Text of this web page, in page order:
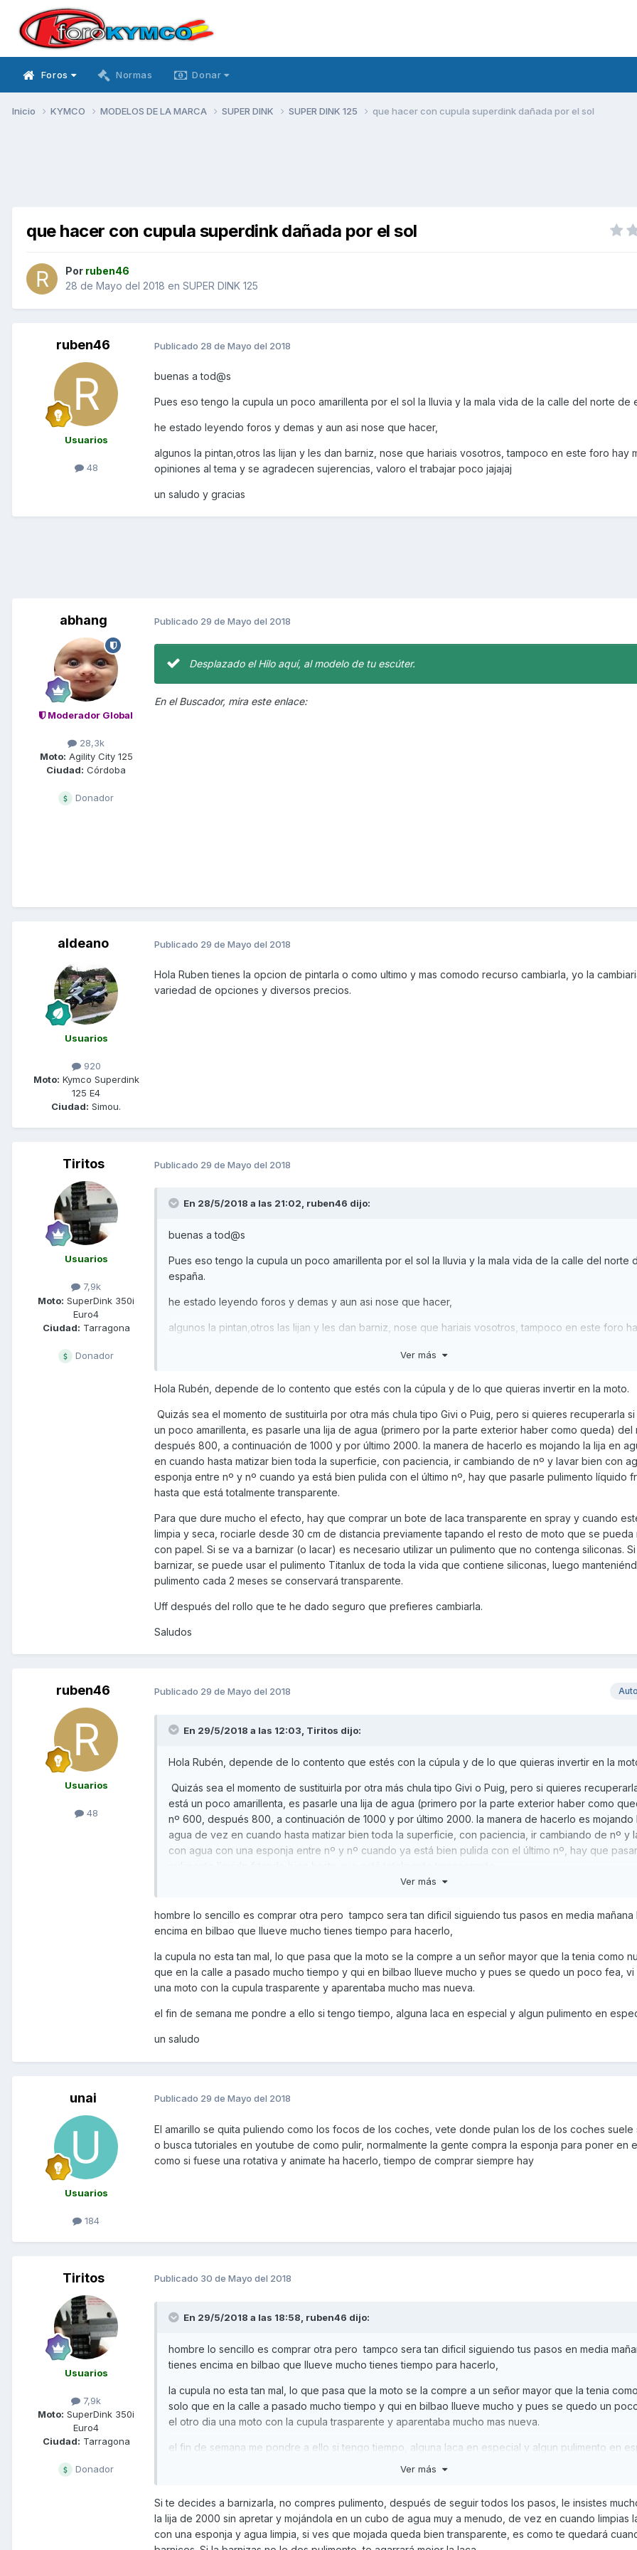
Foros Normas Donar
Inicio KYMCO MODELOS DE LA MARCA SUPER DINK SUPER DINK 125 que hacer con cupula superdink dañada por el sol
que hacer con cupula superdink dañada por el sol
Por ruben46
28 de Mayo del 2018 en SUPER DINK 125
ruben46
Usuarios
48
Publicado 28 de Mayo del 2018
buenas a tod@s
Pues eso tengo la cupula un poco amarillenta por el sol la lluvia y la mala vida de la calle del norte de
he estado leyendo foros y demas y aun asi nose que hacer,
algunos la pintan,otros las lijan y les dan barniz, nose que hariais vosotros, tampoco en este foro hay
opiniones al tema y se agradecen sujerencias, valoro el trabajar poco jajajaj
un saludo y gracias
abhang
Moderador Global
28,3k
Moto: Agility City 125
Ciudad: Córdoba
Donador
Publicado 29 de Mayo del 2018
Desplazado el Hilo aquí, al modelo de tu escúter.
En el Buscador, mira este enlace:
aldeano
Usuarios
920
Moto: Kymco Superdink
125 E4
Ciudad: Simou.
Publicado 29 de Mayo del 2018
Hola Ruben tienes la opcion de pintarla o como ultimo y mas comodo recurso cambiarla, yo la
variedad de opciones y diversos precios.
Tiritos
Usuarios
7,9k
Moto: SuperDink 350i
Euro4
Ciudad: Tarragona
Donador
Publicado 29 de Mayo del 2018
En 28/5/2018 a las 21:02, ruben46 dijo:
buenas a tod@s
Pues eso tengo la cupula un poco amarillenta por el sol la lluvia y la mala vida de la calle del norte
españa.
he estado leyendo foros y demas y aun asi nose que hacer,
algunos la pintan,otros las lijan y les dan barniz, nose que hariais vosotros, tampoco en este foro
Ver más
Hola Rubén, depende de lo contento que estés con la cúpula y de lo que quieras invertir en la moto.
Quizás sea el momento de sustituirla por otra más chula tipo Givi o Puig, pero si quieres recuperarla
un poco amarillenta, es pasarle una lija de agua (primero por la parte exterior haber como queda) del
después 800, a continuación de 1000 y por último 2000. la manera de hacerlo es mojando la lija en
en cuando hasta matizar bien toda la superficie, con paciencia, ir cambiando de nº y lavar bien con
esponja entre nº y nº cuando ya está bien pulida con el último nº, hay que pasarle pulimento líquido
hasta que está totalmente transparente.
Para que dure mucho el efecto, hay que comprar un bote de laca transparente en spray y cuando
limpia y seca, rociarle desde 30 cm de distancia previamente tapando el resto de moto que se pueda
con papel. Si se va a barnizar (o lacar) es necesario utilizar un pulimento que no contenga siliconas.
barnizar, se puede usar el pulimento Titanlux de toda la vida que contiene siliconas, luego
pulimento cada 2 meses se conservará transparente.
Uff después del rollo que te he dado seguro que prefieres cambiarla.
Saludos
ruben46
Usuarios
48
Publicado 29 de Mayo del 2018
En 29/5/2018 a las 12:03, Tiritos dijo:
Hola Rubén, depende de lo contento que estés con la cúpula y de lo que quieras invertir en la
Quizás sea el momento de sustituirla por otra más chula tipo Givi o Puig, pero si quieres
está un poco amarillenta, es pasarle una lija de agua (primero por la parte exterior haber como
nº 600, después 800, a continuación de 1000 y por último 2000. la manera de hacerlo es mojando
agua de vez en cuando hasta matizar bien toda la superficie, con paciencia, ir cambiando de nº y
con agua con una esponja entre nº y nº cuando ya está bien pulida con el último nº, hay que
manchar con papel. Si se va a barnizar (o lacar) es necesario utilizar un pulimento que no contenga
siliconas. Si no se va a barnizar, se puede usar el pulimento Titanlux de toda la vida que contiene
luego manteniéndola con pulimento cada 2 meses se conservará transparente.
Uff después del rollo que te he dado seguro que prefieres cambiarla.
Ver más
hombre lo sencillo es comprar otra pero tampco sera tan dificil siguiendo tus pasos en media mañana
encima en bilbao que llueve mucho tienes tiempo para hacerlo,
la cupula no esta tan mal, lo que pasa que la moto se la compre a un señor mayor que la tenia como
que en la calle a pasado mucho tiempo y qui en bilbao llueve mucho y pues se quedo un poco fea, vi
una moto con la cupula trasparente y aparentaba mucho mas nueva.
el fin de semana me pondre a ello si tengo tiempo, alguna laca en especial y algun pulimento en
un saludo
unai
Usuarios
184
Publicado 29 de Mayo del 2018
El amarillo se quita puliendo como los focos de los coches, vete donde pulan los de los coches suele
o busca tutoriales en youtube de como pulir, normalmente la gente compra la esponja para poner en
como si fuese una rotativa y animate ha hacerlo, tiempo de comprar siempre hay
Tiritos
Usuarios
7,9k
Moto: SuperDink 350i
Euro4
Ciudad: Tarragona
Donador
Publicado 30 de Mayo del 2018
En 29/5/2018 a las 18:58, ruben46 dijo:
hombre lo sencillo es comprar otra pero tampco sera tan dificil siguiendo tus pasos en media
tienes encima en bilbao que llueve mucho tienes tiempo para hacerlo,
la cupula no esta tan mal, lo que pasa que la moto se la compre a un señor mayor que la tenia
solo que en la calle a pasado mucho tiempo y qui en bilbao llueve mucho y pues se quedo un
el otro dia una moto con la cupula trasparente y aparentaba mucho mas nueva.
el fin de semana me pondre a ello si tengo tiempo, alguna laca en especial y algun pulimento en
Ver más
Si te decides a barnizarla, no compres pulimento, después de seguir todos los pasos, le insistes
la lija de 2000 sin apretar y mojándola en un cubo de agua muy a menudo, de vez en cuando limpias
con una esponja y agua limpia, si ves que mojada queda bien transparente, es como te quedará